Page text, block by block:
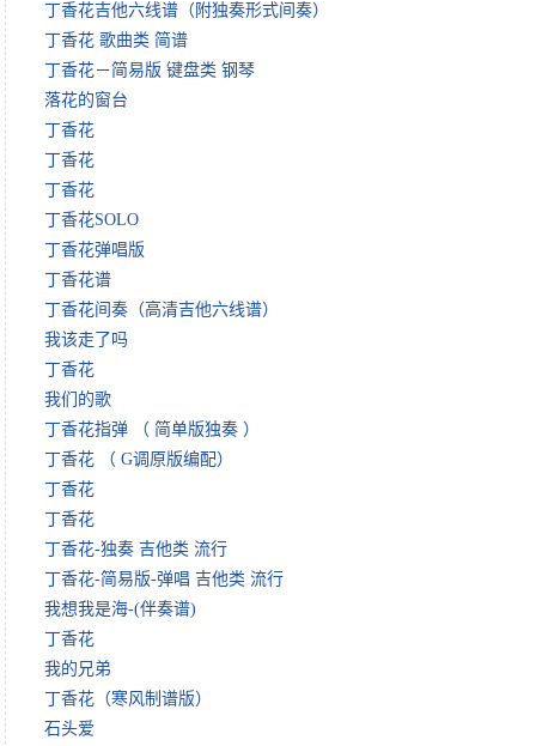
丁香花吉他六线谱（附独奏形式间奏）
丁香花 歌曲类 简谱
丁香花－简易版 键盘类 钢琴
落花的窗台
丁香花
丁香花
丁香花
丁香花SOLO
丁香花弹唱版
丁香花谱
丁香花间奏（高清吉他六线谱）
我该走了吗
丁香花
我们的歌
丁香花指弹 （ 简单版独奏 ）
丁香花 （ G调原版编配）
丁香花
丁香花
丁香花-独奏 吉他类 流行
丁香花-简易版-弹唱 吉他类 流行
我想我是海-(伴奏谱)
丁香花
我的兄弟
丁香花（寒风制谱版）
石头爱